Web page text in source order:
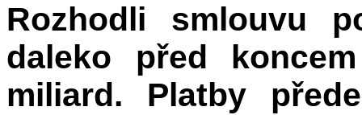
Rozhodli smlouvu
daleko před
miliard. Platby